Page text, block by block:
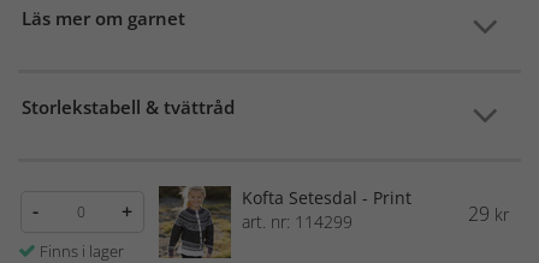
Läs mer om garnet
Storlekstabell & tvättråd
- +
Finns i lager
Kofta Setesdal - Print
art. nr: 114299
29 kr